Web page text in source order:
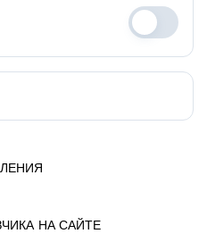
НА САЙТЕ